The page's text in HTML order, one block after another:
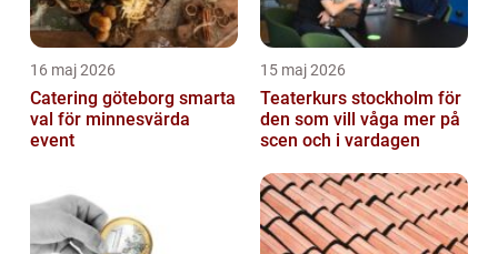
16 maj 2026
Catering göteborg smarta
val för minnesvärda
event
15 maj 2026
Teaterkurs stockholm för
den som vill våga mer på
scen och i vardagen